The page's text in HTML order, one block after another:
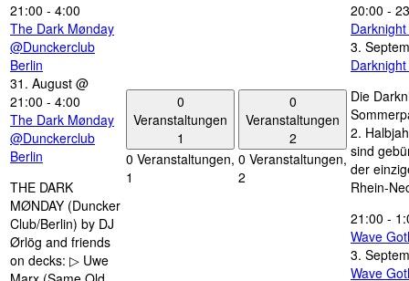
21:00 - 4:00
The Dark Mønday
@Dunckerclub
Berlin
31. August @
21:00 - 4:00
The Dark Mønday
@Dunckerclub
Berlin
THE DARK
MØNDAY (Duncker
Club/Berlin) by DJ
Ørlög and friends
on decks: ▷ Uwe
0
Veranstaltungen
1
0 Veranstaltungen,
1
0
Veranstaltungen
2
0 Veranstaltungen,
2
20:00 -
3.
Die
2.
sind
der
Rhein-
21:00 -
Wave
3.
Wave